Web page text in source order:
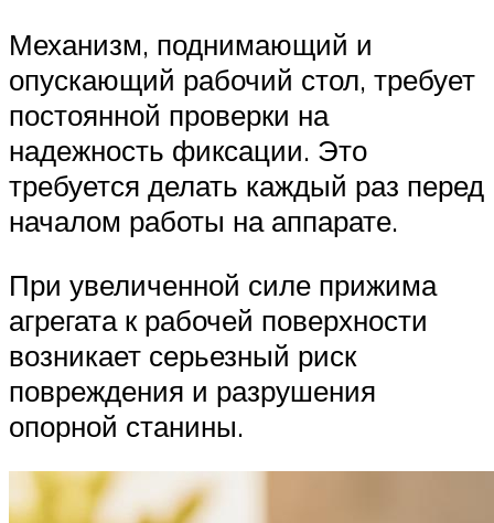
Механизм, поднимающий и
опускающий рабочий стол, требует
постоянной проверки на
надежность фиксации. Это
требуется делать каждый раз перед
началом работы на аппарате.
При увеличенной силе прижима
агрегата к рабочей поверхности
возникает серьезный риск
повреждения и разрушения
опорной станины.